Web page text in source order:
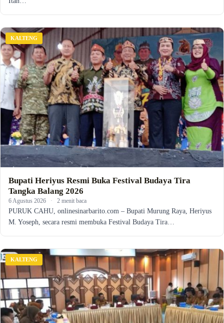
KALTENG
Bupati Heriyus Resmi Buka Festival Budaya Tira
Tangka Balang 2026
6 Agustus 2026 · 2 menit baca
PURUK CAHU, onlinesinarbarito.com – Bupati Murung Raya, Heriyus
M. Yoseph, secara resmi membuka Festival Budaya Tira…
KALTENG